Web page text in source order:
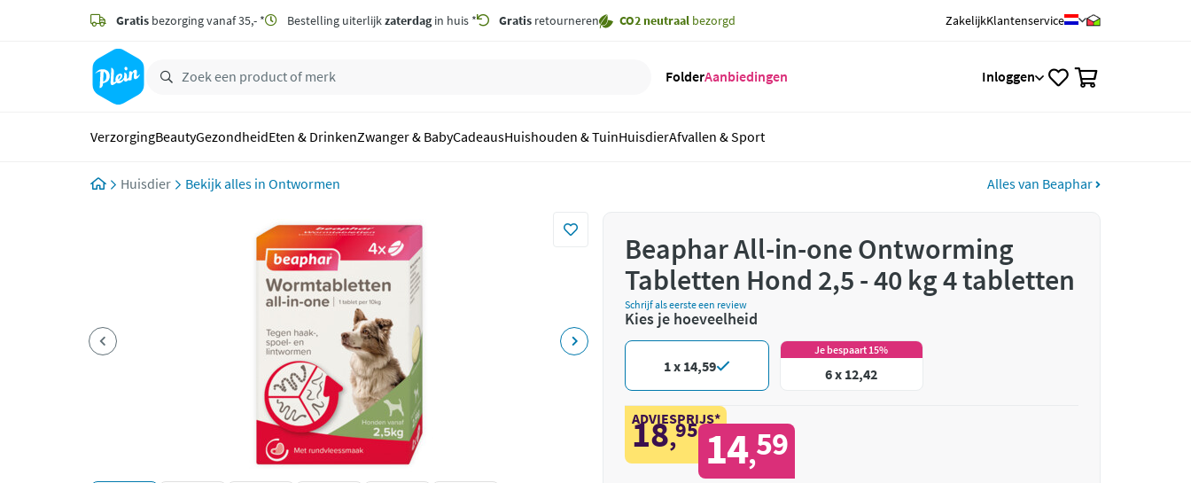
zoeken
hoofdinhoud
Gratis bezorging vanaf 35,- * Bestelling uiterlijkzaterdagin huis * Gratis retourneren CO2 neutraal bezorgd ZakelijkKlantenservice
FolderAanbiedingen Inloggen
VerzorgingBeautyGezondheidEten & DrinkenZwanger & BabyCadeausHuishouden & TuinHuisdierAfvallen & Sport
Huisdier Ontwormen Alles van Beaphar
Beaphar All-in-one Ontworming
Tabletten Hond 2,5 - 40 kg 4 tabletten
Schrijf als eerste een review
Kies je hoeveelheid
1 x 14,59
Je bespaart 15%
6 x 12,42
ADVIESPRIJS*
18,95 14,59